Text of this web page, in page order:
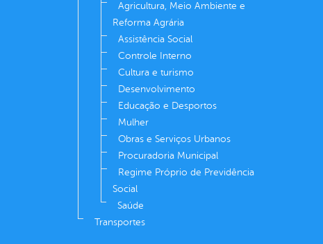
Agricultura, Meio Ambiente e
Reforma Agrária
Assistência Social
Controle Interno
Cultura e turismo
Desenvolvimento
Educação e Desportos
Mulher
Obras e Serviços Urbanos
Procuradoria Municipal
Regime Próprio de Previdência
Social
Saúde
Transportes